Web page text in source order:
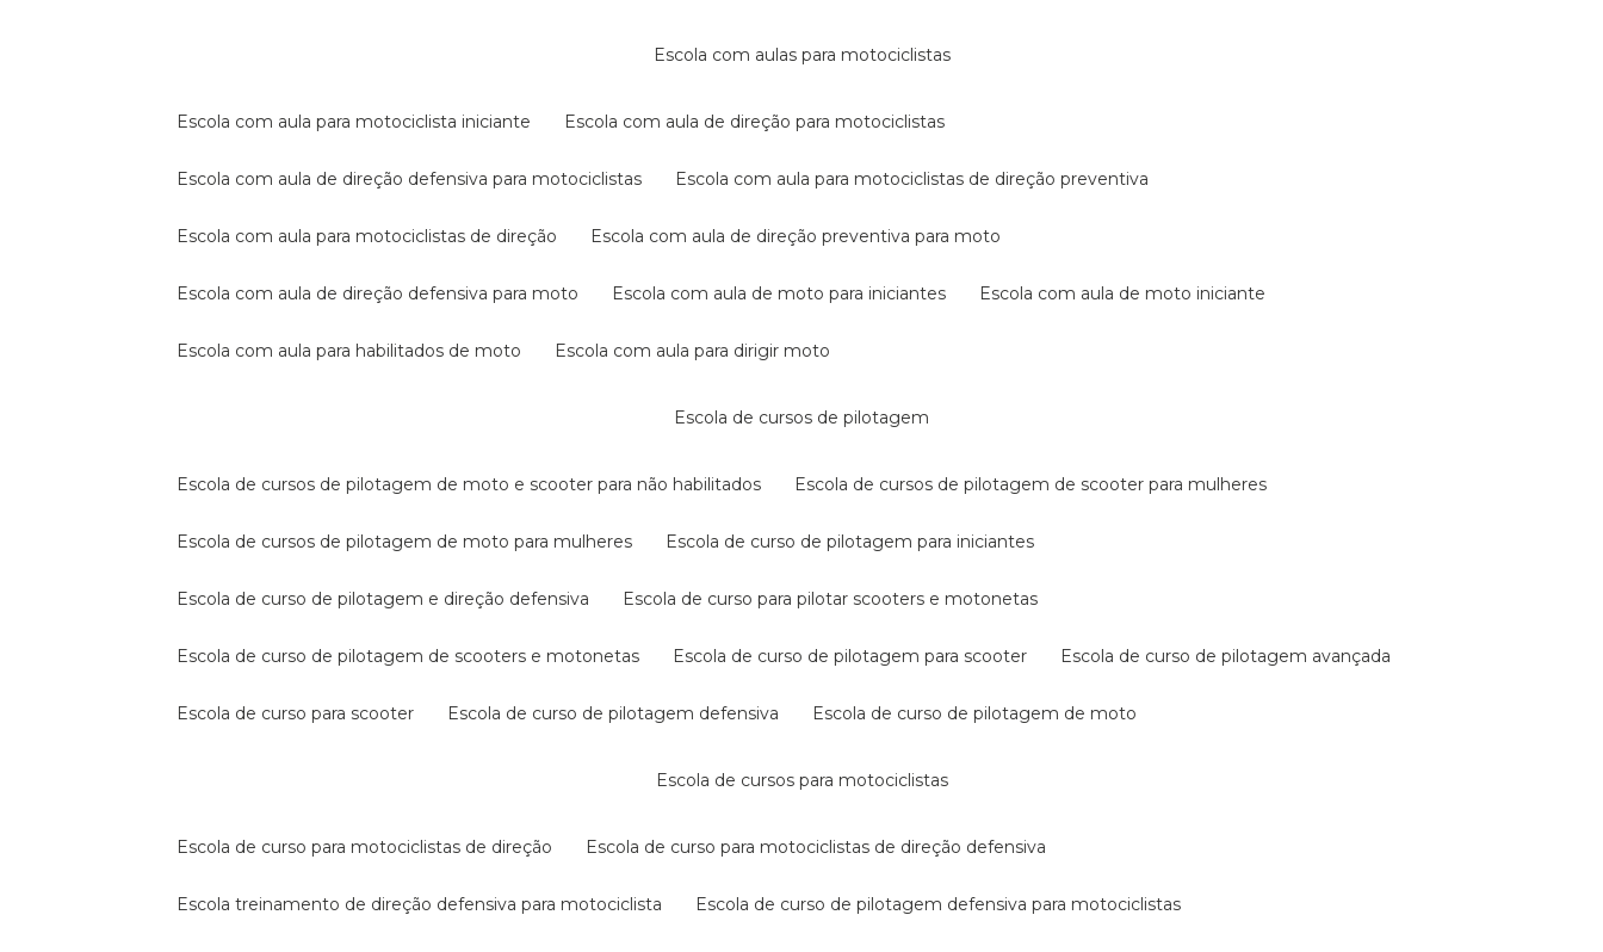
escola com aulas para motociclistas
escola com aula para motociclista iniciante escola com aula de direção para motociclistas
escola com aula de direção defensiva para motociclistas escola com aula para motociclistas de direção preventiva
escola com aula para motociclistas de direção escola com aula de direção preventiva para moto
escola com aula de direção defensiva para moto escola com aula de moto para iniciantes escola com aula de moto iniciante
escola com aula para habilitados de moto escola com aula para dirigir moto
escola de cursos de pilotagem
escola de cursos de pilotagem de moto e scooter para não habilitados escola de cursos de pilotagem de scooter para mulheres
escola de cursos de pilotagem de moto para mulheres escola de curso de pilotagem para iniciantes
escola de curso de pilotagem e direção defensiva escola de curso para pilotar scooters e motonetas
escola de curso de pilotagem de scooters e motonetas escola de curso de pilotagem para scooter escola de curso de pilotagem avançada
escola de curso para scooter escola de curso de pilotagem defensiva escola de curso de pilotagem de moto
escola de cursos para motociclistas
escola de curso para motociclistas de direção escola de curso para motociclistas de direção defensiva
escola treinamento de direção defensiva para motociclista escola de curso de pilotagem defensiva para motociclistas